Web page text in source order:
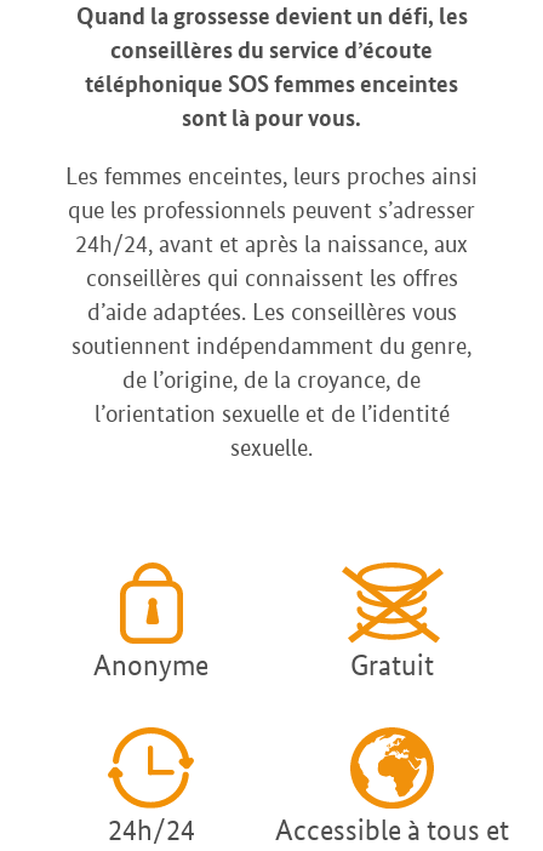
Quand la grossesse devient un défi, les
conseillères du service d’écoute
téléphonique SOS femmes enceintes
sont là pour vous.
Les femmes enceintes, leurs proches ainsi
que les professionnels peuvent s’adresser
24h/24, avant et après la naissance, aux
conseillères qui connaissent les offres
d’aide adaptées. Les conseillères vous
soutiennent indépendamment du genre,
de l’origine, de la croyance, de
l’orientation sexuelle et de l’identité
sexuelle.
Anonyme Gratuit
24h/24
Accessible à tous et